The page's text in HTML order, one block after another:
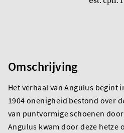
Omschrijving
Het verhaal van Angulus begint
1904 onenigheid bestond over
van puntvormige schoenen
Angulus kwam door deze hetze